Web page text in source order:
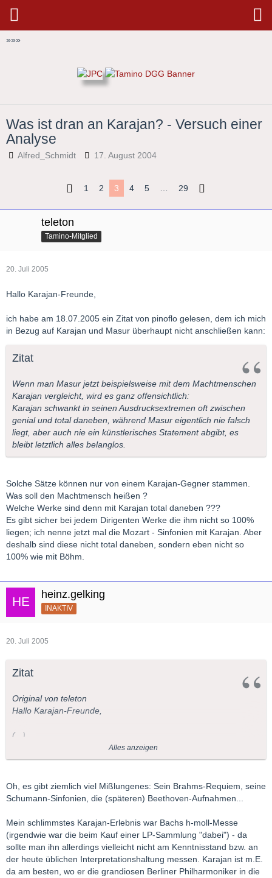
»»»
Was ist dran an Karajan? - Versuch einer
Analyse
Alfred_Schmidt 17. August 2004
1 2 3 4 5 … 29
teleton
Tamino-Mitglied
20. Juli 2005
Hallo Karajan-Freunde,
ich habe am 18.07.2005 ein Zitat von pinoflo gelesen, dem ich mich
in Bezug auf Karajan und Masur überhaupt nicht anschließen kann:
Zitat
Wenn man Masur jetzt beispielsweise mit dem Machtmenschen
Karajan vergleicht, wird es ganz offensichtlich:
Karajan schwankt in seinen Ausdrucksextremen oft zwischen
genial und total daneben, während Masur eigentlich nie falsch
liegt, aber auch nie ein künstlerisches Statement abgibt, es
bleibt letztlich alles belanglos.
Solche Sätze können nur von einem Karajan-Gegner stammen.
Was soll den Machtmensch heißen ?
Welche Werke sind denn mit Karajan total daneben ???
Es gibt sicher bei jedem Dirigenten Werke die ihm nicht so 100%
liegen; ich nenne jetzt mal die Mozart - Sinfonien mit Karajan. Aber
deshalb sind diese nicht total daneben, sondern eben nicht so
100% wie mit Böhm.
heinz.gelking
INAKTIV
20. Juli 2005
Zitat
Original von teleton
Hallo Karajan-Freunde,
(...)
Solche Sätze können nur von einem Karajan-Gegner stammen.
Was soll den Machtmensch heißen ?
Es gibt sicher bei jedem Dirigenten Werke die ihm nicht so 100%
liegen; ich nenne jetzt mal die Mozart - Sinfonien mit Karajan.
so 100% wie mit Böhm.
Alles anzeigen
Oh, es gibt ziemlich viel Mißlungenes: Sein Brahms-Requiem, seine
Schumann-Sinfonien, die (späteren) Beethoven-Aufnahmen...
Mein schlimmstes Karajan-Erlebnis war Bachs h-moll-Messe
(irgendwie war die beim Kauf einer LP-Sammlung "dabei") - da
sollte man ihn allerdings vielleicht nicht am Kenntnisstand bzw. an
der heute üblichen Interpretationshaltung messen. Karajan ist m.E.
da am besten, wo er die grandiosen Berliner Philharmoniker in die